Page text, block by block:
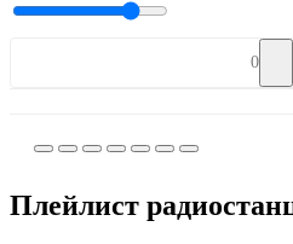
0
Плейлист